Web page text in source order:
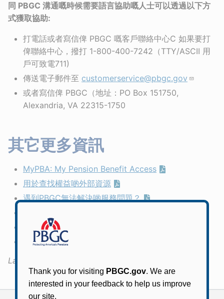
同 PBGC 溝通嘅時候需要語言協助嘅人士可以透過以下方
式獲取協助:
打電話或者寫信俾 PBGC 嘅客戶聯絡中心C 如果要打
俾聯絡中心，撥打 1-800-400-7242（TTY/ASCII 用
戶可致電711)
傳送電子郵件至 customerservice@pbgc.gov
或者寫信俾 PBGC（地址：PO Box 151750,
Alexandria, VA 22315-1750
其它更多資訊
MyPBA: My Pension Benefit Access
用於查找權益啲外部資源
遇到PBGC無法解決啲服務問題？
PBGC電郵發送：確保您啲個人資訊
向 PBGC 了解無人認領啲退休金啲情況
Last Updated: